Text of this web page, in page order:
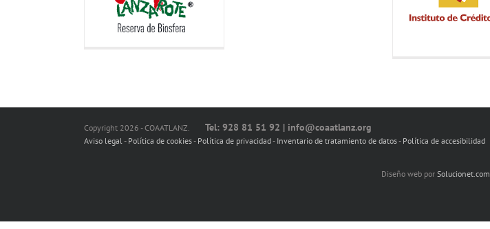
Copyright 2026 - COAATLANZ. Tel: 928 81 51 92 | info@coaatlanz.org
Aviso legal- Política de cookies- Política de privacidad- Inventario de tratamiento de datos- Política de accesibilidad
Diseño web por Solucionet.com